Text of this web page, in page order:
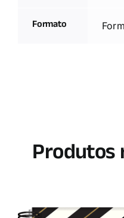
Formato
Produtos